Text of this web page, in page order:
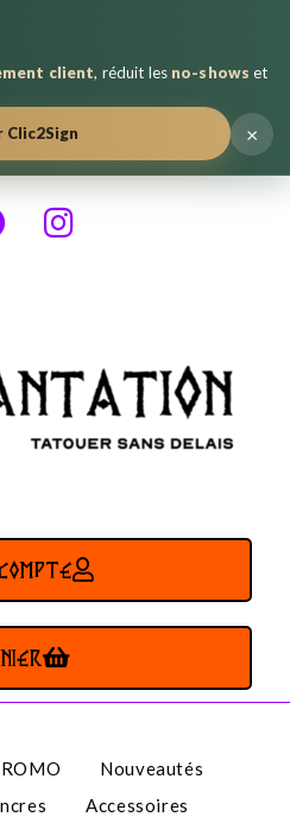
client, réduit les no-shows et
Clic2Sign
×
Nouveautés
Accessoires